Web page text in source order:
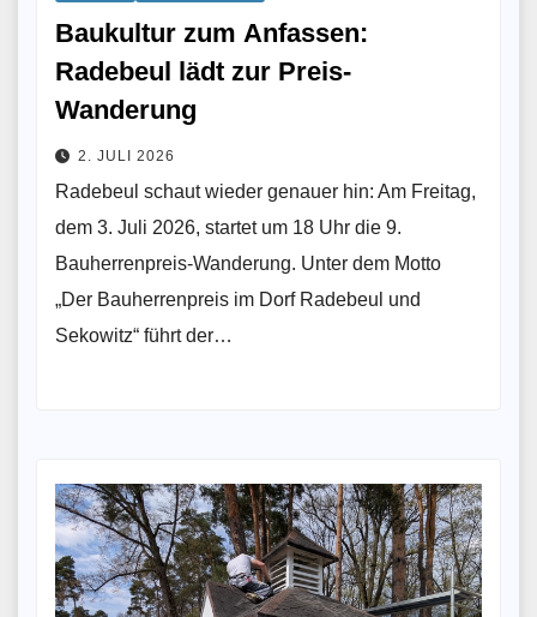
Baukultur zum Anfassen:
Radebeul lädt zur Preis-
Wanderung
2. JULI 2026
Radebeul schaut wieder genauer hin: Am Freitag,
dem 3. Juli 2026, startet um 18 Uhr die 9.
Bauherrenpreis-Wanderung. Unter dem Motto
„Der Bauherrenpreis im Dorf Radebeul und
Sekowitz“ führt der…